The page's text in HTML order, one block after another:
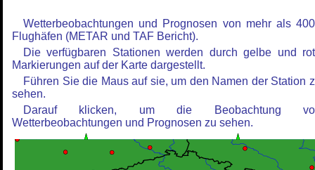
Wetterbeobachtungen und Prognosen von mehr als
Flughäfen (METAR und TAF Bericht).
Die verfügbaren Stationen werden durch gelbe und
Markierungen auf der Karte dargestellt.
Führen Sie die Maus auf sie, um den Namen der Station
sehen.
Darauf klicken, um die Beobachtung
Wetterbeobachtungen und Prognosen zu sehen.